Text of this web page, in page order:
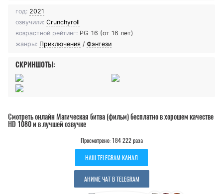
год: 2021
озвучили: Crunchyroll
возрастной рейтинг: PG-16 (от 16 лет)
жанры: Приключения / Фэнтези
СКРИНШОТЫ:
Смотреть онлайн Магическая битва (фильм) бесплатно в хорошем качестве
HD 1080 и в лучшей озвучке
Просмотрено: 184 222 раза
НАШ TELEGRAM КАНАЛ
АНИМЕ ЧАТ В TELEGRAM